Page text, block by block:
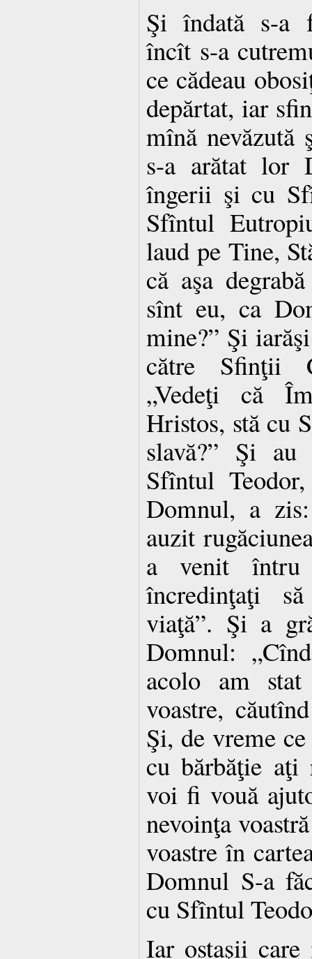
Şi îndată s-a
încît s-a
ce cădeau
depărtat, iar
mînă
s-a arătat lor
îngerii şi cu
Sfîntul
laud pe Tine,
că aşa
sînt eu, ca
mine?” Şi
către Sfinţii
„Vedeţi că
Hristos, stă cu
slavă?” Şi
Sfîntul
Domnul, a
auzit
a venit întru
încredinţaţi
viaţă”. Şi a
Domnul:
acolo am
voastre,
Şi, de vreme
cu bărbăţie aţi
voi fi vouă
nevoinţa
voastre în
Domnul S-a
cu Sfîntul
Iar ostaşii care